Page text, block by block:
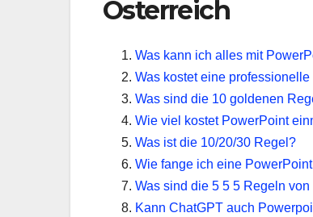
Österreich
Was kann ich alles mit
Was kostet eine
Was sind die 10 goldenen
Wie viel kostet PowerPoint
Was ist die 10/20/30 Regel?
Wie fange ich eine
Was sind die 5 5 5 Regeln
Kann ChatGPT auch